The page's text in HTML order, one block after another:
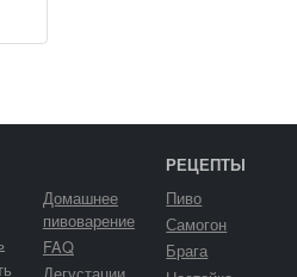
Домашнее
пивоварение
FAQ
РЕЦЕПТЫ
Пиво
Самогон
Брага